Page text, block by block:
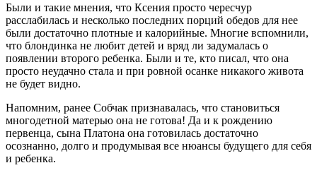
Были и такие мнения, что Ксения просто чересчур
расслабилась и несколько последних порций обедов для нее
были достаточно плотные и калорийные. Многие вспомнили,
что блондинка не любит детей и вряд ли задумалась о
появлении второго ребенка. Были и те, кто писал, что она
просто неудачно стала и при ровной осанке никакого живота
не будет видно.
Напомним, ранее Собчак признавалась, что становиться
многодетной матерью она не готова! Да и к рождению
первенца, сына Платона она готовилась достаточно
осознанно, долго и продумывая все нюансы будущего для себя
и ребенка.